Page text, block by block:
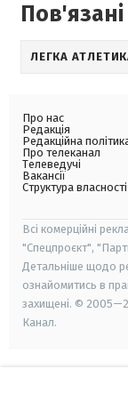
ЛЕГКА
Про нас
Редакція
Редакційна
Про телеканал
Телеведучі
Вакансії
Структура власності
Всі комерційні
"Спецпроєкт",
Детальніше щодо
ознайомитись в
захищені. ©
Канал.